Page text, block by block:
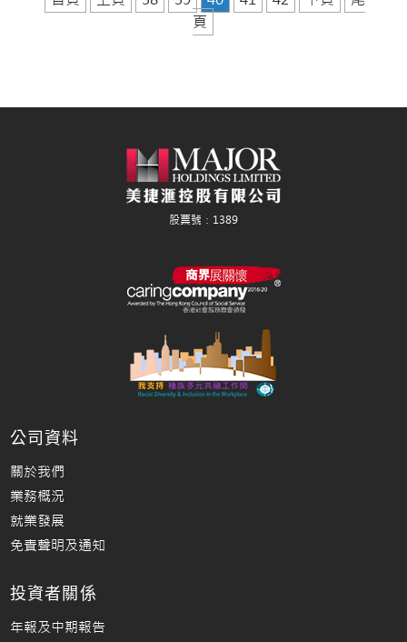
頁
公司資料
關於我們
業務概況
就業發展
免責聲明及通知
投資者關係
年報及中期報告